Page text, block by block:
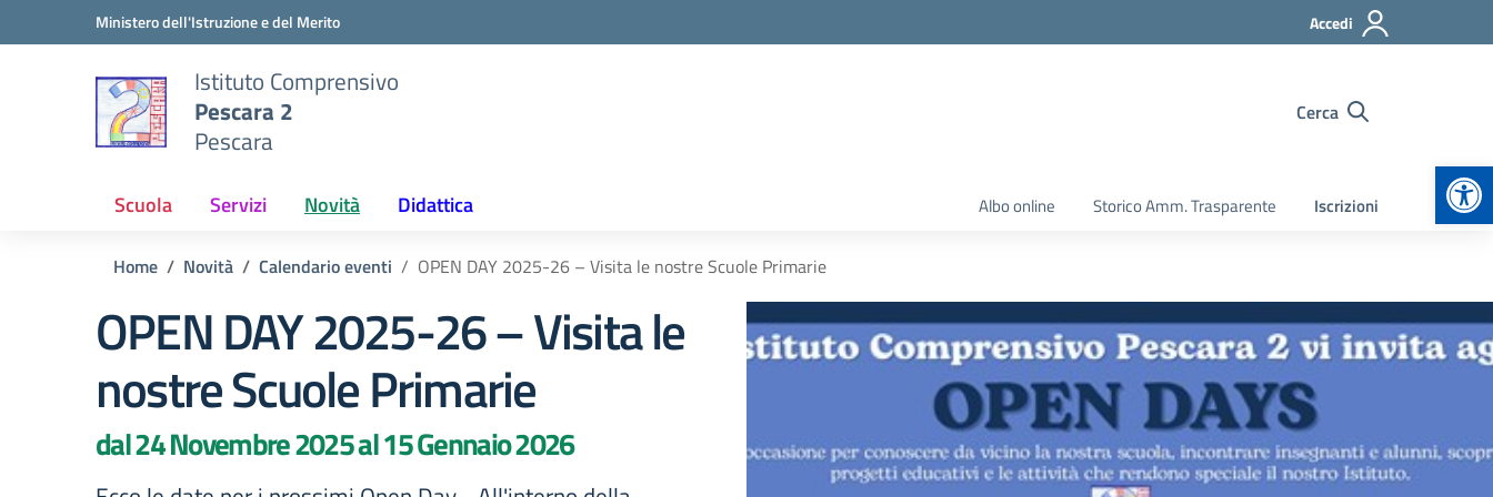
Vai ai contenuti
Vai al menu di navigazioneMinistero dell'Istruzione e del Merito Accedi
Istituto Comprensivo
Pescara 2
Pescara
Cerca
Scuola Servizi Novità Didattica Albo online Storico Amm. Trasparente Iscrizioni
Home Novità Calendario eventi OPEN DAY 2025-26 – Visita le nostre Scuole Primarie
OPEN DAY 2025-26 – Visita le
nostre Scuole Primarie
dal 24 Novembre 2025 al 15 Gennaio 2026